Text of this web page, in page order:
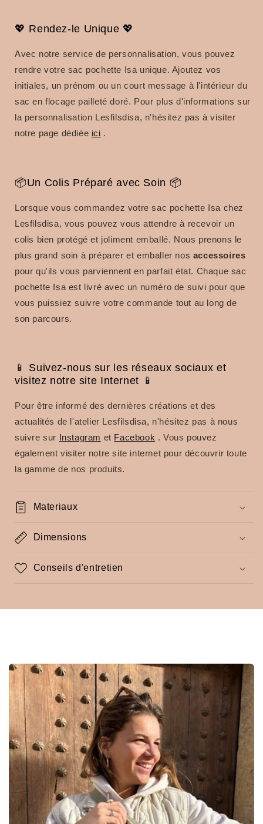
💖 Rendez-le Unique 💖
Avec notre service de personnalisation, vous pouvez
rendre votre sac pochette Isa unique. Ajoutez vos
initiales, un prénom ou un court message à l'intérieur du
sac en flocage pailleté doré. Pour plus d'informations sur
la personnalisation Lesfilsdisa, n'hésitez pas à visiter
notre page dédiée ici .
📦Un Colis Préparé avec Soin 📦
Lorsque vous commandez votre sac pochette Isa chez
Lesfilsdisa, vous pouvez vous attendre à recevoir un
colis bien protégé et joliment emballé. Nous prenons le
plus grand soin à préparer et emballer nos accessoires
pour qu'ils vous parviennent en parfait état. Chaque sac
pochette Isa est livré avec un numéro de suivi pour que
vous puissiez suivre votre commande tout au long de
son parcours.
📱 Suivez-nous sur les réseaux sociaux et
visitez notre site Internet 📱
Pour être informé des dernières créations et des
actualités de l'atelier Lesfilsdisa, n'hésitez pas à nous
suivre sur Instagram et Facebook . Vous pouvez
également visiter notre site internet pour découvrir toute
la gamme de nos produits.
Materiaux
Dimensions
Conseils d'entretien